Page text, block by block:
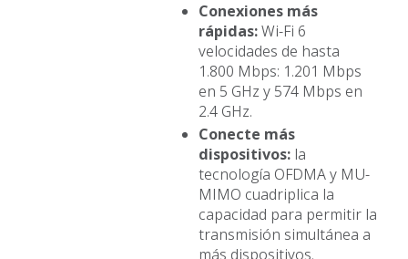
Conexiones más
rápidas:Wi-Fi 6
velocidades de hasta
1.800 Mbps: 1.201 Mbps
en 5 GHz y 574 Mbps en
2.4 GHz.
Conecte más
dispositivos:la
tecnología OFDMA y MU-
MIMO cuadriplica la
capacidad para permitir la
transmisión simultánea a
más dispositivos.